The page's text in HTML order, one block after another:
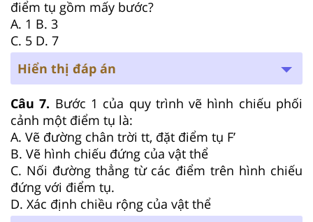
điểm tụ gồm mấy bước?
A. 1 B. 3
C. 5 D. 7
Hiển thị đáp án
Câu 7. Bước 1 của quy trình vẽ hình chiếu phối
cảnh một điểm tụ là:
A. Vẽ đường chân trời tt, đặt điểm tụ F’
B. Vẽ hình chiếu đứng của vật thể
C. Nối đường thẳng từ các điểm trên hình chiếu
đứng với điểm tụ.
D. Xác định chiều rộng của vật thể